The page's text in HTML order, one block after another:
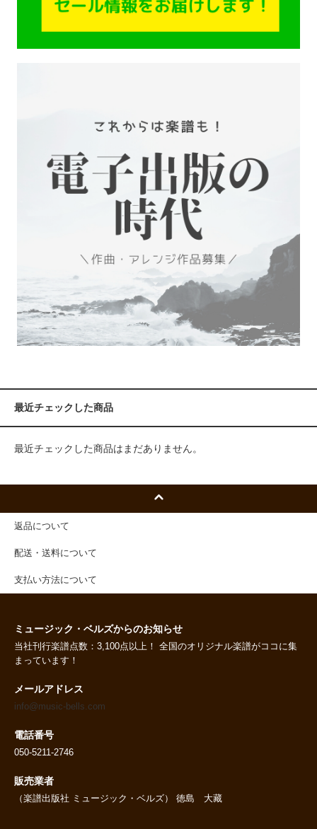
最近チェックした商品
最近チェックした商品はまだありません。
返品について
配送・送料について
支払い方法について
ミュージック・ベルズからのお知らせ
当社刊行楽譜点数：3,100点以上！ 全国のオリジナル楽譜がココに集
まっています！
メールアドレス
info@music-bells.com
電話番号
050-5211-2746
販売業者
（楽譜出版社 ミュージック・ベルズ） 徳島 大藏